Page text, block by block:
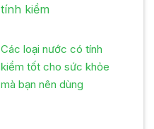
Các loại nước có tính
kiềm tốt cho sức khỏe
mà bạn nên dùng